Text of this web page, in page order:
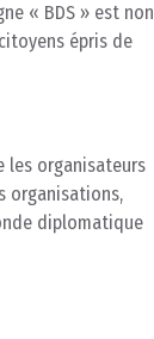
« BDS » est non
épris de
les organisateurs
organisations,
diplomatique